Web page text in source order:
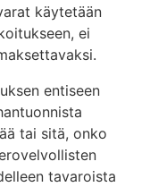
käytetään
ei
entiseen
tai sitä, onko
tavaroista